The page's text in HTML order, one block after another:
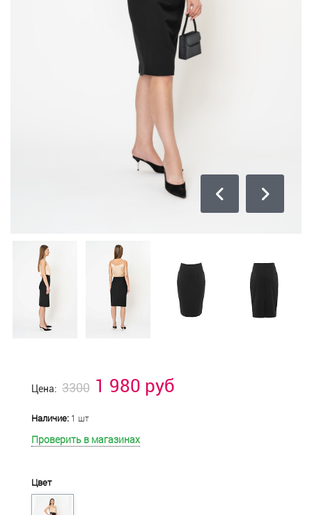
Цена: 3300 1 980 руб
Наличие: 1 шт
Проверить в магазинах
Цвет